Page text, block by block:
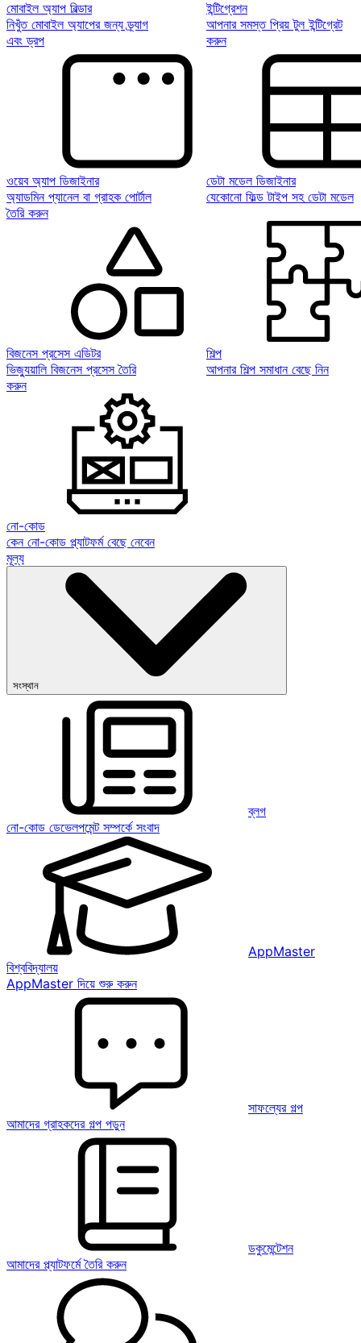
মোবাইল অ্যাপ বিল্ডার
নিখুঁত মোবাইল অ্যাপের জন্য ড্র্যাগ
এবং ড্রপ
ইন্টিগ্রেশন
আপনার সমস্ত প্রিয় টুল ইন্টিগ্রেট
করুন
ওয়েব অ্যাপ ডিজাইনার
অ্যাডমিন প্যানেল বা গ্রাহক পোর্টাল
তৈরি করুন
ডেটা মডেল ডিজাইনার
যেকোনো ফিল্ড টাইপ সহ ডেটা মডেল
বিজনেস প্রসেস এডিটর
ভিজ্যুয়ালি বিজনেস প্রসেস তৈরি
করুন
শিল্প
আপনার শিল্প সমাধান বেছে নিন
নো-কোড
কেন নো-কোড প্ল্যাটফর্ম বেছে নেবেন
মূল্য
সংস্থান
ব্লগ
নো-কোড ডেভেলপমেন্ট সম্পর্কে সংবাদ
AppMaster
বিশ্ববিদ্যালয়
AppMaster দিয়ে শুরু করুন
সাফল্যের গল্প
আমাদের গ্রাহকদের গল্প পড়ুন
ডকুমেন্টেশন
আমাদের প্ল্যাটফর্মে তৈরি করুন